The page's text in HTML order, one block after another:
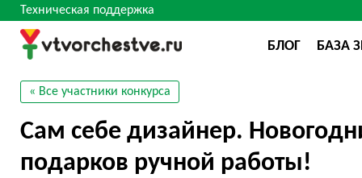
Техническая поддержка
БЛОГ БАЗА
« Все участники конкурса
Сам себе дизайнер.
подарков ручной работы!